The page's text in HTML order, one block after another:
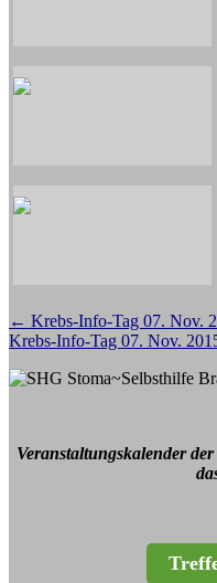
Beitragsnavigation
← Krebs-Info-Tag 07. Nov.
Krebs-Info-Tag 07. Nov.
Veranstaltungskalender